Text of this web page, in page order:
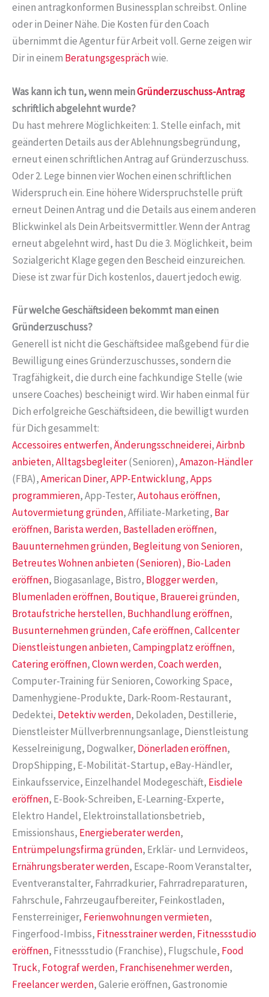
einen antragkonformen Businessplan schreibst. Online
oder in Deiner Nähe. Die Kosten für den Coach
übernimmt die Agentur für Arbeit voll. Gerne zeigen wir
Dir in einem Beratungsgesprächwie.
Was kann ich tun, wenn meinGründerzuschuss-Antrag
schriftlich abgelehnt wurde?
Du hast mehrere Möglichkeiten: 1. Stelle einfach, mit
geänderten Details aus der Ablehnungsbegründung,
erneut einen schriftlichen Antrag auf Gründerzuschuss.
Oder 2. Lege binnen vier Wochen einen schriftlichen
Widerspruch ein. Eine höhere Widerspruchstelle prüft
erneut Deinen Antrag und die Details aus einem anderen
Blickwinkel als Dein Arbeitsvermittler. Wenn der Antrag
erneut abgelehnt wird, hast Du die 3. Möglichkeit, beim
Sozialgericht Klage gegen den Bescheid einzureichen.
Diese ist zwar für Dich kostenlos, dauert jedoch ewig.
Für welche Geschäftsideen bekommt man einen
Gründerzuschuss?
Generell ist nicht die Geschäftsidee maßgebend für die
Bewilligung eines Gründerzuschusses, sondern die
Tragfähigkeit, die durch eine fachkundige Stelle (wie
unsere Coaches) bescheinigt wird. Wir haben einmal für
Dich erfolgreiche Geschäftsideen, die bewilligt wurden
für Dich gesammelt:
Accessoires entwerfen,Änderungsschneiderei,Airbnb
anbieten,Alltagsbegleiter(Senioren),Amazon-Händler
(FBA),American Diner,APP-Entwicklung,Apps
programmieren, App-Tester,Autohaus eröffnen,
Autovermietung gründen, Affiliate-Marketing, Bar
eröffnen, Barista werden, Bastelladen eröffnen,
Bauunternehmen gründen, Begleitung von Senioren,
Betreutes Wohnen anbieten (Senioren), Bio-Laden
eröffnen, Biogasanlage, Bistro, Blogger werden,
Blumenladen eröffnen, Boutique, Brauerei gründen,
Brotaufstriche herstellen, Buchhandlung eröffnen,
Busunternehmen gründen,Cafe eröffnen,Callcenter
Dienstleistungen anbieten,Campingplatz eröffnen,
Catering eröffnen,Clown werden,Coach werden,
Computer-Training für Senioren, Coworking Space,
Damenhygiene-Produkte, Dark-Room-Restaurant,
Dedektei, Detektiv werden, Dekoladen, Destillerie,
Dienstleister Müllverbrennungsanlage, Dienstleistung
Kesselreinigung, Dogwalker, Dönerladen eröffnen,
DropShipping, E-Mobilität-Startup, eBay-Händler,
Einkaufsservice, Einzelhandel Modegeschäft, Eisdiele
eröffnen, E-Book-Schreiben, E-Learning-Experte,
Elektro Handel, Elektroinstallationsbetrieb,
Emissionshaus, Energieberater werden,
Entrümpelungsfirma gründen, Erklär- und Lernvideos,
Ernährungsberater werden, Escape-Room Veranstalter,
Eventveranstalter, Fahrradkurier, Fahrradreparaturen,
Fahrschule, Fahrzeugaufbereiter, Feinkostladen,
Fensterreiniger, Ferienwohnungen vermieten,
Fingerfood-Imbiss, Fitnesstrainer werden, Fitnessstudio
eröffnen, Fitnessstudio (Franchise), Flugschule, Food
Truck, Fotograf werden, Franchisenehmer werden,
Freelancer werden, Galerie eröffnen, Gastronomie